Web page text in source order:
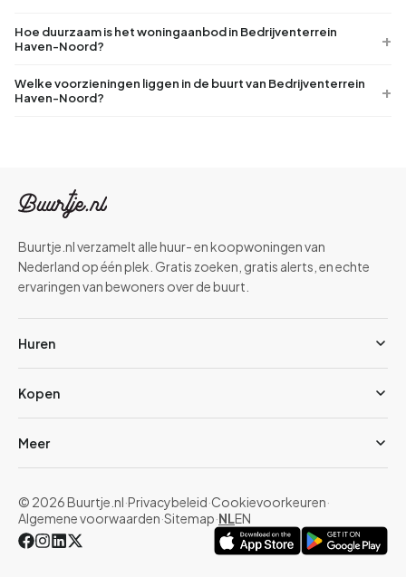
Hoe duurzaam is het woningaanbod in Bedrijventerrein
Haven-Noord?
Welke voorzieningen liggen in de buurt van Bedrijventerrein
Haven-Noord?
Buurtje.nl verzamelt alle huur- en koopwoningen van
Nederland op één plek. Gratis zoeken, gratis alerts, en echte
ervaringen van bewoners over de buurt.
Huren
Kopen
Meer
© 2026 Buurtje.nl·Privacybeleid·Cookievoorkeuren·
Algemene voorwaarden·Sitemap·NLEN